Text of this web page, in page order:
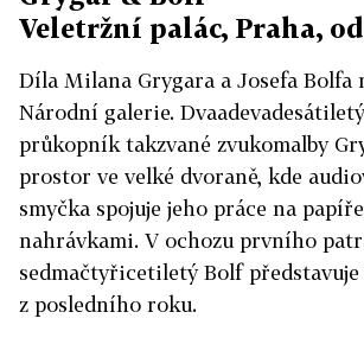
Veletržní palác, Praha,
Díla Milana Grygara a Josefa Bolfa
Národní galerie. Dvaadevadesátiletý
průkopník takzvané zvukomalby
prostor ve velké dvoraně, kde
smyčka spojuje jeho práce na
nahrávkami. V ochozu prvního
sedmačtyřicetiletý Bolf představuje
z posledního roku.